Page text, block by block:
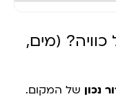
(מים,
נכון של המקום.